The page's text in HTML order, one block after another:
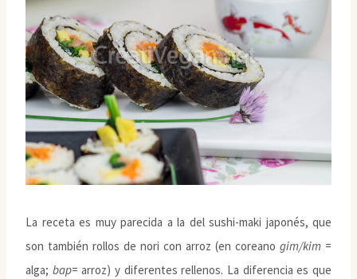
La receta es muy parecida a la del sushi-maki japonés, que
son también rollos de nori con arroz (en coreano gim/kim =
alga; bap= arroz) y diferentes rellenos. La diferencia es que